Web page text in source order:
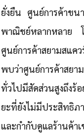
ยั่งยืน ศูนย์การค้าขน
พาณิชย์หลากหลาย โ
ศูนย์การค้าสยามสแค
พบว่าศูนย์การค้าสย
ทั่วไปมีสัดส่วนสูงถึงร้
ยะที่ยังไม่มีประสิทธิ
และกำกับดูแลร้านค้